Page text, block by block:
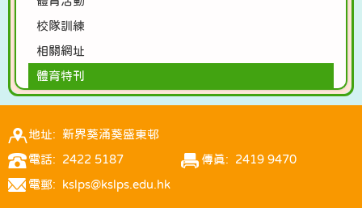
校隊訓練
相關網址
體育特刊
地址: 新界葵涌葵盛東邨
電話: 2422 5187 傳真: 2419 9470
電郵: kslps@kslps.edu.hk